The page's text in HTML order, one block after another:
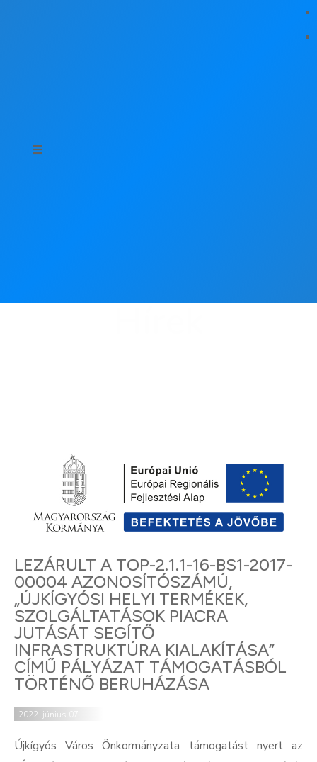
LEZÁRULT A TOP-2.1.1-16-BS1-2017-
00004 AZONOSÍTÓSZÁMÚ,
„ÚJKÍGYÓSI HELYI TERMÉKEK,
SZOLGÁLTATÁSOK PIACRA
JUTÁSÁT SEGÍTŐ
INFRASTRUKTÚRA KIALAKÍTÁSA”
CÍMŰ PÁLYÁZAT TÁMOGATÁSBÓL
TÖRTÉNŐ BERUHÁZÁSA
2022. június 07.
Újkígyós Város Önkormányzata támogatást nyert az